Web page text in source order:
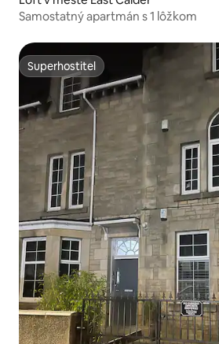
Samostatný apartmán s 1 lôžkom
Superhostiteľ
Superhostiteľ